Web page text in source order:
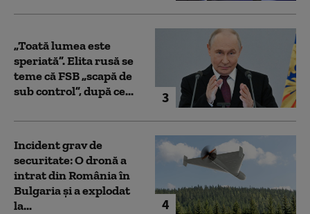
3
„Toată lumea este
speriată”. Elita rusă se
teme că FSB „scapă de
sub control”, după ce...
4
Incident grav de
securitate: O dronă a
intrat din România în
Bulgaria şi a explodat
la...